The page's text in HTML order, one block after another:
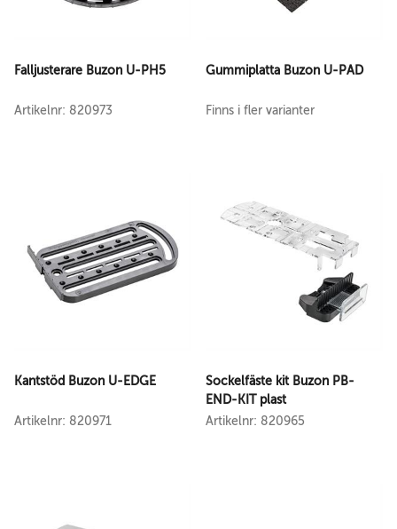
Falljusterare Buzon U-PH5
Artikelnr: 820973
Gummiplatta Buzon U-PAD
Finns i fler varianter
Kantstöd Buzon U-EDGE
Artikelnr: 820971
Sockelfäste kit Buzon PB-
END-KIT plast
Artikelnr: 820965